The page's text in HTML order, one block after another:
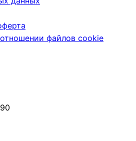
файлов cookie